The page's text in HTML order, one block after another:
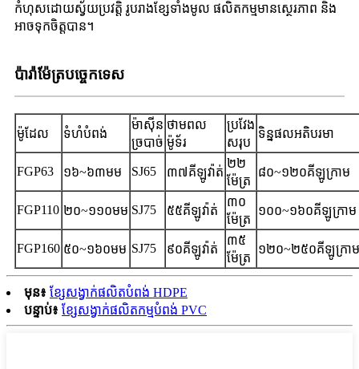
កំហុសដោយស្វ័យប្រវត្តិ រូបរាងខ្សែទាំងមូល ផលិតកម្មមានស្ថេរភាព និង
អាចទុកចិត្តបាន។
ប៉ារ៉ាម៉ែត្របច្ចេកទេស
ម៉ូដែល ទំហំបំពង់
ម៉ាស៊ីន​
ច្របាច់​
ថាមពល
ម៉ូទ័រ
ប្រវែង
សរុប
ទិន្នផលអតិបរមា
FGP63 ១៦~៦៣មម SJ65 ៣៧គីឡូវ៉ាត់
២២
ម៉ែត្រ
៨០~១២០គីឡូក្រាម
FGP110 ២០~១១០មម SJ75 ៥៥គីឡូវ៉ាត់
៣០
ម៉ែត្រ
១០០~១៦០គីឡូក្រាម
FGP160 ៥០~១៦០មម SJ75 ៩០គីឡូវ៉ាត់
៣៥
ម៉ែត្រ
១២០~២៥០គីឡូក្រាម
មុន៖ ខ្សែសង្វាក់ផលិតបំពង់ HDPE
បន្ទាប់៖ ខ្សែសង្វាក់ផលិតកម្មបំពង់ PVC